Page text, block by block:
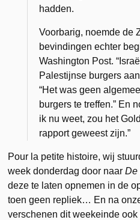
hadden.
Voorbarig, noemde de
bevindingen echter
Washington Post.
Palestijnse burgers
“Het was geen
burgers te treffen.” En
ik nu weet, zou het
rapport geweest zijn.”
Pour la petite histoire, wij
week donderdag door naarDe
deze te laten opnemen in de
toen geen repliek… En na
verschenen dit weekeinde